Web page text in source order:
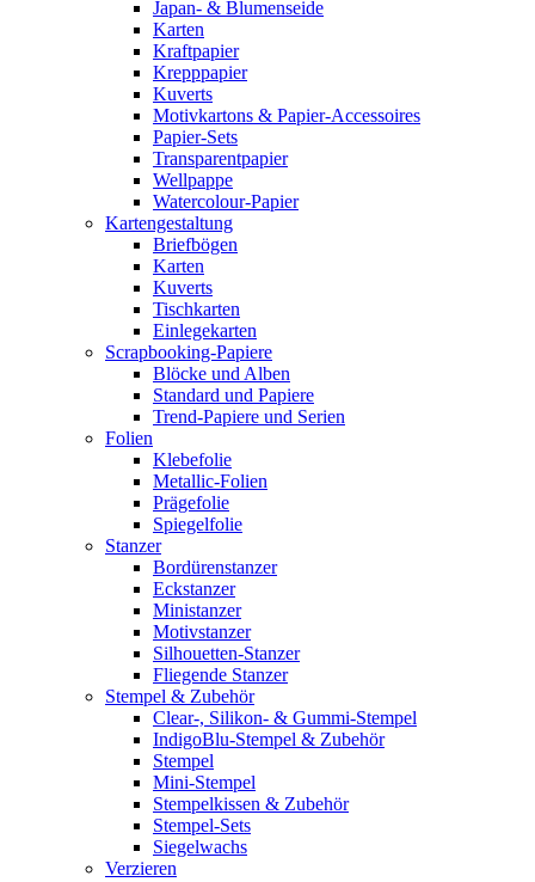
Japan- & Blumenseide
Karten
Kraftpapier
Krepppapier
Kuverts
Motivkartons & Papier-Accessoires
Papier-Sets
Transparentpapier
Wellpappe
Watercolour-Papier
Kartengestaltung
Briefbögen
Karten
Kuverts
Tischkarten
Einlegekarten
Scrapbooking-Papiere
Blöcke und Alben
Standard und Papiere
Trend-Papiere und Serien
Folien
Klebefolie
Metallic-Folien
Prägefolie
Spiegelfolie
Stanzer
Bordürenstanzer
Eckstanzer
Ministanzer
Motivstanzer
Silhouetten-Stanzer
Fliegende Stanzer
Stempel & Zubehör
Clear-, Silikon- & Gummi-Stempel
IndigoBlu-Stempel & Zubehör
Stempel
Mini-Stempel
Stempelkissen & Zubehör
Stempel-Sets
Siegelwachs
Verzieren